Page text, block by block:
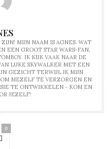
MIJN NAAM IS AGNES. WAT
EEN GROOT STAR WARS-FAN,
IK KIJK VAAK NAAR DE
LUKE SKYWALKER MET EEN
GEZICHT TERWIJL IK MIJN
MEZELF TE VERZORGEN EN
TE ONTWIKKELEN - KOM EN
JEZELF!
0